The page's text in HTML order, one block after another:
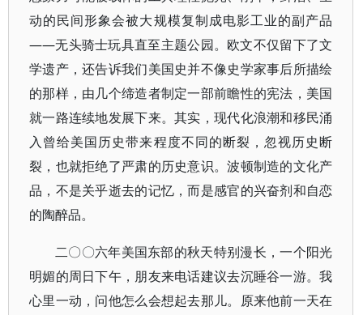
动的民间形象会被大规模复制成电影工业的副产品
——无头骑士玩具直至主题公园。欧文不仅留下了文
学遗产，还告诉我们美国史并不像史学家事后所描绘
的那样，由几个缔造者制定一部前瞻性的宪法，美国
就一路连续地发展下来。其实，现代化浪潮和移民涌
入曾给美国历史带来程度不同的断裂，忽视历史断
裂，也就拒绝了严肃的历史意识。波顿制造的文化产
品，不是关乎逝去的记忆，而是感官的兴奋剂和自恋
的陶醉品。
二〇〇六年美国东部的秋天特别漫长，一个阳光
明媚的周日下午，朋友来电话建议去沉睡谷一游。我
心里一动，问他怎么会想起去那儿。原来他前一天在